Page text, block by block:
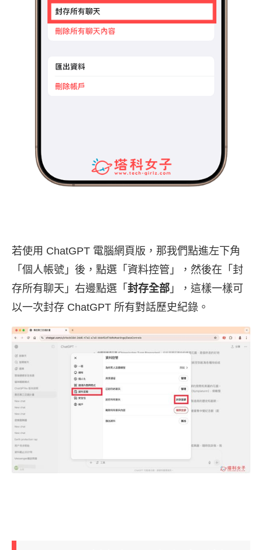
若使用 ChatGPT 電腦網頁版，那我們點進左下角
「個人帳號」後，點選「資料控管」，然後在「封
存所有聊天」右邊點選「 封存全部 」，這樣一樣可
以一次封存 ChatGPT 所有對話歷史紀錄。